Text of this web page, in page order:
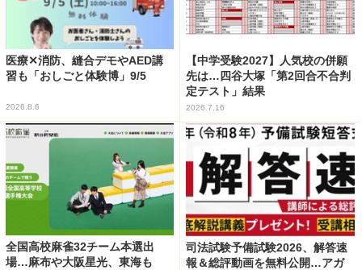
医療✕消防、縫合デモやAED講
習も「おしごと体験博」9/5
2026.8.6
【中学受験2027】人気校の併願
先は…四谷大塚「第2回合不合判
定テスト」結果
2026.7.16
全国高校麻雀32チーム本選出
場…麻布や大阪星光、東海も
司法試験予備試験2026、解答速
報＆総評動画を無料公開…アガ